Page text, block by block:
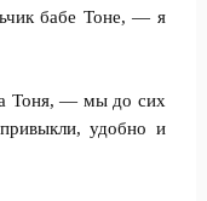
бабе Тоне, — я
Тоня, — мы до сих
удобно и